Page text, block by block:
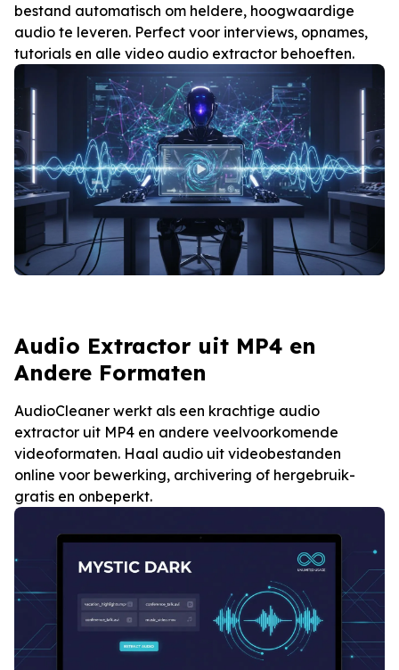
bestand automatisch om heldere, hoogwaardige
audio te leveren. Perfect voor interviews, opnames,
tutorials en alle video audio extractor behoeften.
Audio Extractor uit MP4 en
Andere Formaten
AudioCleaner werkt als een krachtige audio
extractor uit MP4 en andere veelvoorkomende
videoformaten. Haal audio uit videobestanden
online voor bewerking, archivering of hergebruik-
gratis en onbeperkt.